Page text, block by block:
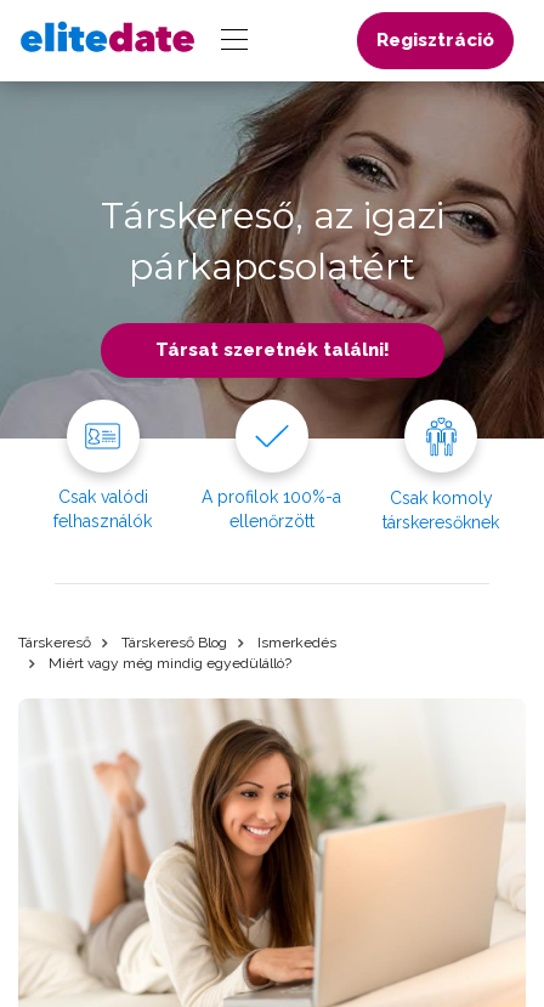
Regisztráció
Társkereső, az igazi
párkapcsolatért
Társat szeretnék találni!
Csak valódi
felhasználók
A profilok 100%-a
ellenőrzött
Csak komoly
társkeresőknek
Társkereső Társkereső Blog
Ismerkedés
Miért vagy még mindig egyedülálló?